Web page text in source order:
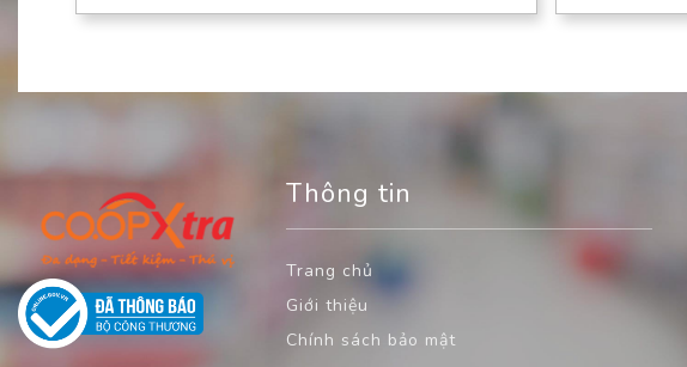
Thông tin
Trang chủ
Giới thiệu
Chính sách bảo mật